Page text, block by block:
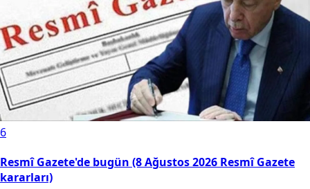
6
Resmî Gazete'de bugün (8 Ağustos 2026 Resmî Gazete
kararları)